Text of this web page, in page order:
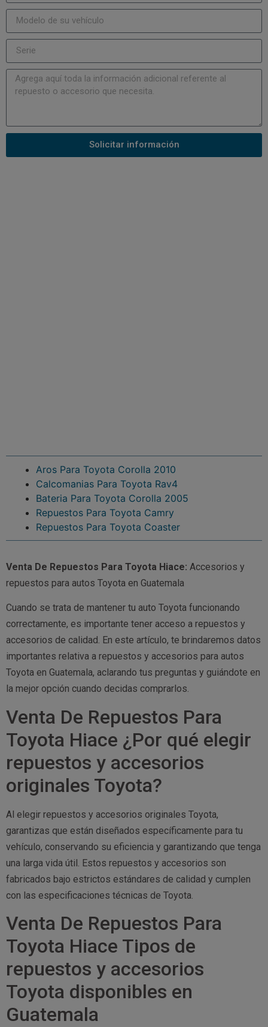
Solicitar información
Aros Para Toyota Corolla 2010
Calcomanias Para Toyota Rav4
Bateria Para Toyota Corolla 2005
Repuestos Para Toyota Camry
Repuestos Para Toyota Coaster
Venta De Repuestos Para Toyota Hiace: Accesorios y
repuestos para autos Toyota en Guatemala
Cuando se trata de mantener tu auto Toyota funcionando
correctamente, es importante tener acceso a repuestos y
accesorios de calidad. En este artículo, te brindaremos datos
importantes relativa a repuestos y accesorios para autos
Toyota en Guatemala, aclarando tus preguntas y guiándote en
la mejor opción cuando decidas comprarlos.
Venta De Repuestos Para
Toyota Hiace ¿Por qué elegir
repuestos y accesorios
originales Toyota?
Al elegir repuestos y accesorios originales Toyota,
garantizas que están diseñados específicamente para tu
vehículo, conservando su eficiencia y garantizando que tenga
una larga vida útil. Estos repuestos y accesorios son
fabricados bajo estrictos estándares de calidad y cumplen
con las especificaciones técnicas de Toyota.
Venta De Repuestos Para
Toyota Hiace Tipos de
repuestos y accesorios
Toyota disponibles en
Guatemala